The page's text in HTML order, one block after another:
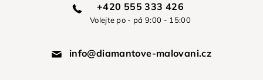
+420 555 333 426
Volejte po - pá 9:00 - 15:00
info@diamantove-malovani.cz